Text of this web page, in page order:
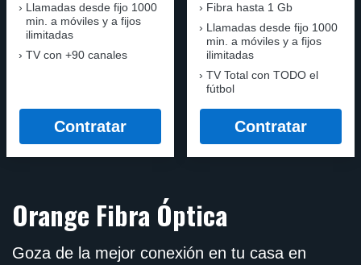
Llamadas desde fijo 1000
min. a móviles y a fijos
ilimitadas
TV con +90 canales
Contratar
Fibra hasta 1 Gb
Llamadas desde fijo 1000
min. a móviles y a fijos
ilimitadas
TV Total con TODO el
fútbol
Contratar
Orange Fibra Óptica
Goza de la mejor conexión en tu casa en